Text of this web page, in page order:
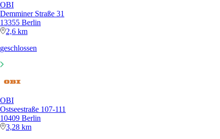
OBI
Demminer Straße 31
13355 Berlin
2,6 km
geschlossen
OBI
Ostseestraße 107-111
10409 Berlin
3,28 km